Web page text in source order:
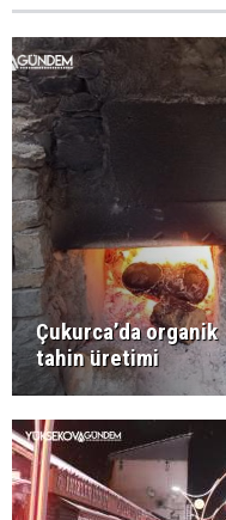
Çukurca’da organik
tahin üretimi